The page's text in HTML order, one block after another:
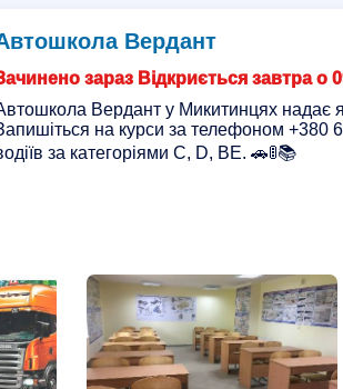
Курси парамедиків
Курси C++ Курси
Вердант
зараз Відкриється завтра о
Вердант у Микитинцях надає
на курси за телефоном +380
за категоріями С, D, BE. 🚗🚦📚